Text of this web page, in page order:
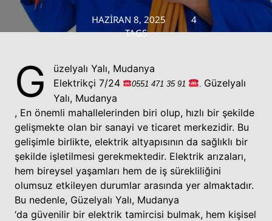
HAZIRAN 8, 2025
4
TAGS
G
üzelyalı Yalı, Mudanya
Elektrikçi 7/24
0551 471 35 91
Güzelyalı
Yalı, Mudanya
, En önemli mahallelerinden biri olup, hızlı bir şekilde
gelişmekte olan bir sanayi ve ticaret merkezidir. Bu
gelişimle birlikte, elektrik altyapısının da sağlıklı bir
şekilde işletilmesi gerekmektedir. Elektrik arızaları,
hem bireysel yaşamları hem de iş sürekliliğini
olumsuz etkileyen durumlar arasında yer almaktadır.
Bu nedenle, Güzelyalı Yalı, Mudanya
‘da güvenilir bir elektrik tamircisi bulmak, hem kişisel